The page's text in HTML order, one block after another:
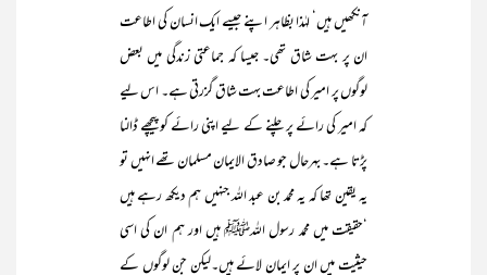
آنکھیں ہیں‘ لہٰذا بظاہر اپنے جیسے ایک انسان کی اطاعت
ان پر بہت شاق تھی۔ جیسا کہ جماعتی زندگی میں بعض
لوگوں پر امیر کی اطاعت بہت شاق گزرتی ہے۔ اس لیے
کہ امیر کی رائے پر چلنے کے لیے اپنی رائے کو پیچھے ڈالنا
پڑتا ہے۔ بہرحال جو صادق الایمان مسلمان تھے انہیں تو
یہ یقین تھا کہ یہ محمد بن عبد اللہ جنہیں ہم دیکھ رہے ہیں
‘حقیقت میں محمد رسول اللہﷺ ہیں اور ہم ان کی اسی
حیثیت میں ان پر ایمان لائے ہیں۔لیکن جن لوگوں کے